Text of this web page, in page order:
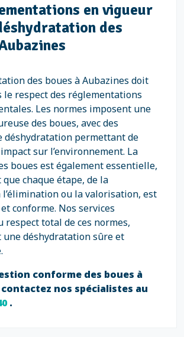
en vigueur
des
des boues à Aubazines doit
le respect des réglementations
Les normes imposent une
des boues, avec des
déshydratation permettant de
sur l’environnement. La
boues est également essentielle,
chaque étape, de la
ou la valorisation, est
conforme. Nos services
respect total de ces normes,
déshydratation sûre et
conforme des boues à
nos spécialistes au
.